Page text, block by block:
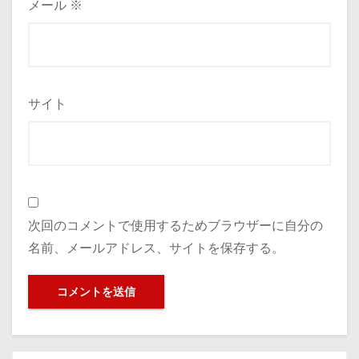
メール ※
サイト
次回のコメントで使用するためブラウザーに自分の
名前、メールアドレス、サイトを保存する。